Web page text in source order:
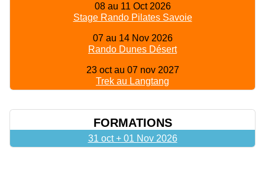
08 au 11 Oct 2026
Stage Rando Pilates Savoie
07 au 14 Nov 2026
Rando Dunes Désert
23 oct au 07 nov 2027
Trek au Langtang
FORMATIONS
31 oct + 01 Nov 2026